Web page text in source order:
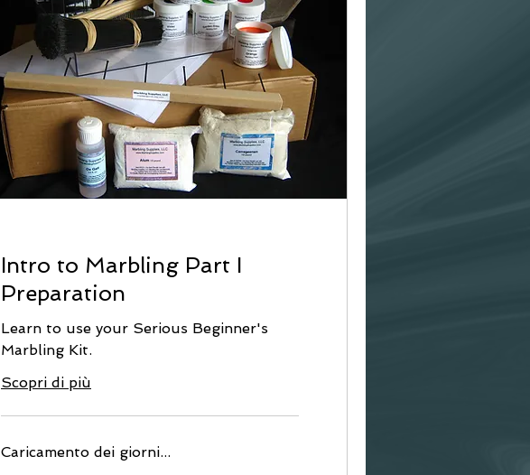
Intro to Marbling Part I
Preparation
Learn to use your Serious Beginner's
Marbling Kit.
Scopri di più
Caricamento dei giorni...